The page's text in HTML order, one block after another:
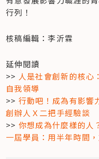
行列！
核稿編輯：李沂霖
延伸閱讀
>> 人是社會創新的核
自我領導
>> 行動吧！成為有影
創辦人Ｘ二把手經驗談
>> 你想成為什麼樣的
一屆學員：用半年時間